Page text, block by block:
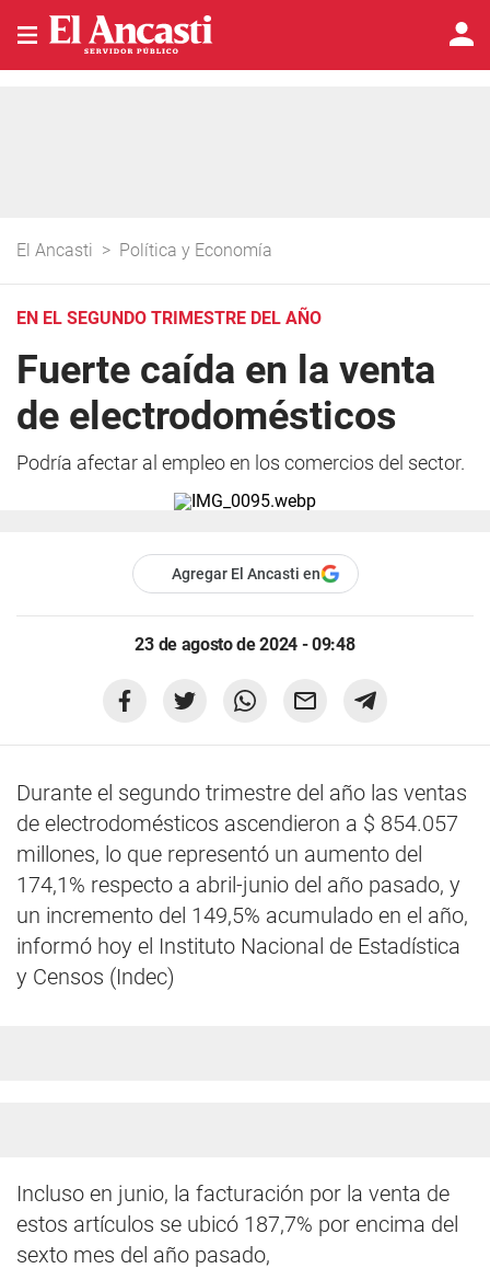
El Ancasti > Política y Economía
EN EL SEGUNDO TRIMESTRE DEL AÑO
Fuerte caída en la venta
de electrodomésticos
Podría afectar al empleo en los comercios del sector.
Agregar El Ancasti en
23 de agosto de 2024 - 09:48
Durante el segundo trimestre del año las ventas
de electrodomésticos ascendieron a $ 854.057
millones, lo que representó un aumento del
174,1% respecto a abril-junio del año pasado, y
un incremento del 149,5% acumulado en el año,
informó hoy el Instituto Nacional de Estadística
y Censos (Indec)
Incluso en junio, la facturación por la venta de
estos artículos se ubicó 187,7% por encima del
sexto mes del año pasado,